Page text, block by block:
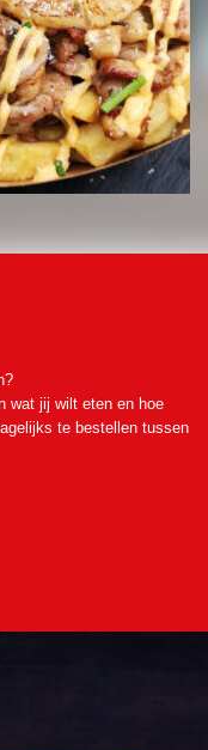
wat jij wilt eten en hoe
te bestellen tussen